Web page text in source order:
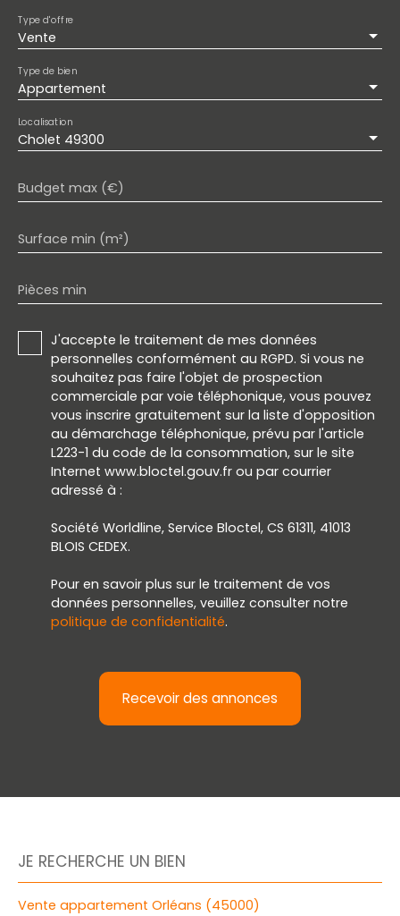
Vente
Type d'offre
Appartement
Type de bien
Cholet 49300
Localisation
Budget max (€)
Surface min (m²)
Pièces min
J'accepte le traitement de mes données
personnelles conformément au RGPD. Si vous ne
souhaitez pas faire l'objet de prospection
commerciale par voie téléphonique, vous pouvez
vous inscrire gratuitement sur la liste d'opposition
au démarchage téléphonique, prévu par l'article
L223-1 du code de la consommation, sur le site
Internet www.bloctel.gouv.fr ou par courrier
adressé à :
Société Worldline, Service Bloctel, CS 61311, 41013
BLOIS CEDEX.
Pour en savoir plus sur le traitement de vos
données personnelles, veuillez consulter notre
politique de confidentialité.
Recevoir des annonces
JE RECHERCHE UN BIEN
Vente appartement Orléans (45000)